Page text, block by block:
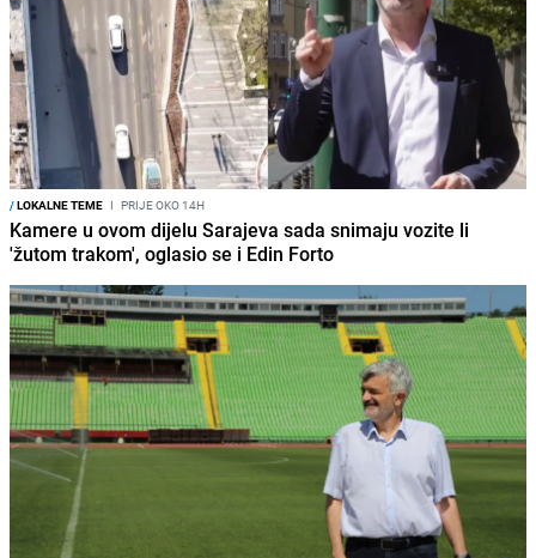
/LOKALNE TEME I PRIJE OKO 14H
Kamere u ovom dijelu Sarajeva sada snimaju vozite li
'žutom trakom', oglasio se i Edin Forto